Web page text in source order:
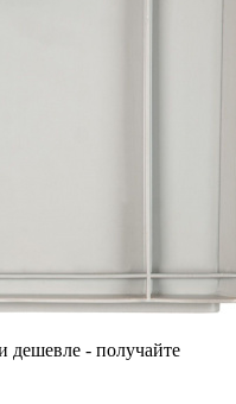
- получайте